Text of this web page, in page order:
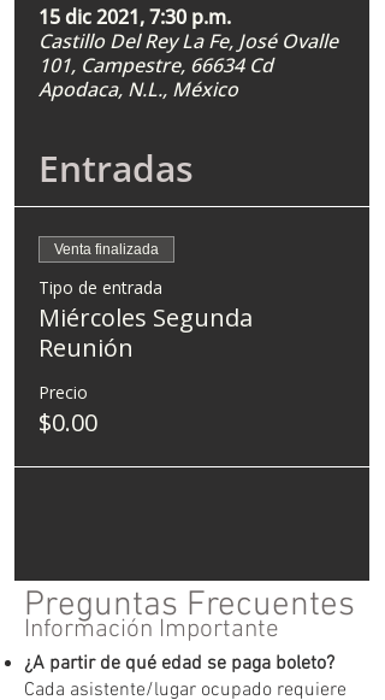
15 dic 2021, 7:30 p.m.
Castillo Del Rey La Fe, José Ovalle
101, Campestre, 66634 Cd
Apodaca, N.L., México
Entradas
Venta finalizada
Tipo de entrada
Miércoles Segunda
Reunión
Precio
$0.00
Preguntas Frecuentes
Información Importante
¿A partir de qué edad se paga boleto?
Cada asistente/lugar ocupado requiere